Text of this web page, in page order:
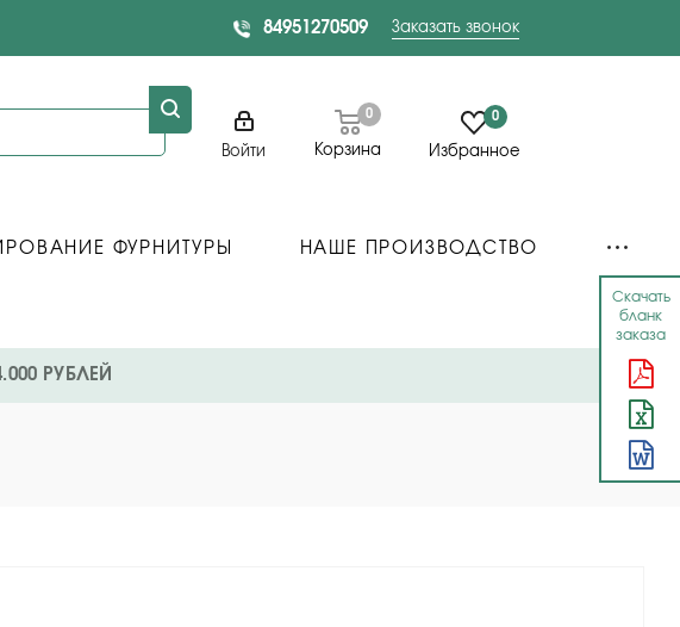
Скачать
бланк
заказа
84951270509 Заказать звонок
Войти Корзина
0 0
Избранное
ФУРНИТУРЫ НАШЕ ПРОИЗВОДСТВО
РУБЛЕЙ